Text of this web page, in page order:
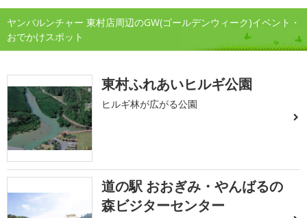
ヤンバルンチャー 東村店周辺のGW(ゴールデンウィーク)イベント・
おでかけスポット
東村ふれあいヒルギ公園
ヒルギ林が広がる公園
道の駅 おおぎみ・やんばるの
森ビジターセンター